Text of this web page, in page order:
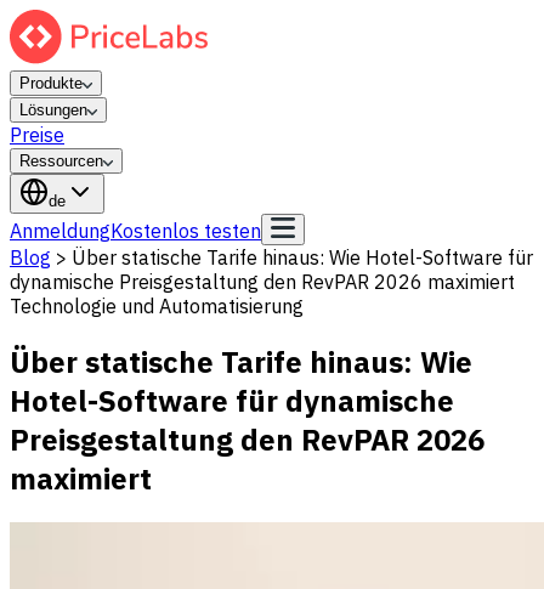
Produkte
Lösungen
Preise
Ressourcen
de
AnmeldungKostenlos testen
Blog > Über statische Tarife hinaus: Wie Hotel-Software für
dynamische Preisgestaltung den RevPAR 2026 maximiert
Technologie und Automatisierung
Über statische Tarife hinaus: Wie
Hotel-Software für dynamische
Preisgestaltung den RevPAR 2026
maximiert